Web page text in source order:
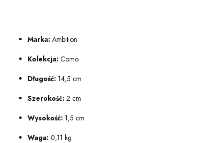
Marka: Ambition
Kolekcja: Como
Długość: 14,5 cm
Szerokość: 2 cm
Wysokość: 1,5 cm
Waga: 0,11 kg